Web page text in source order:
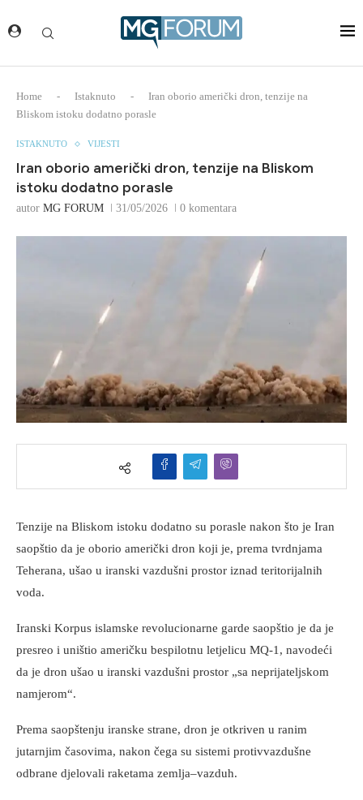
Home - Istaknuto -
Iran oborio američki dron, tenzije na
Bliskom istoku dodatno porasle
ISTAKNUTO VIJESTI
Iran oborio američki dron, tenzije na Bliskom
istoku dodatno porasle
autor MG FORUM 31/05/2026 0 komentara
Tenzije na Bliskom istoku dodatno su porasle nakon što je Iran
saopštio da je oborio američki dron koji je, prema tvrdnjama
Teherana, ušao u iranski vazdušni prostor iznad teritorijalnih
voda.
Iranski Korpus islamske revolucionarne garde saopštio je da je
presreo i uništio američku bespilotnu letjelicu MQ-1, navodeći
da je dron ušao u iranski vazdušni prostor „sa neprijateljskom
namjerom“.
Prema saopštenju iranske strane, dron je otkriven u ranim
jutarnjim časovima, nakon čega su sistemi protivvazdušne
odbrane djelovali raketama zemlja–vazduh.